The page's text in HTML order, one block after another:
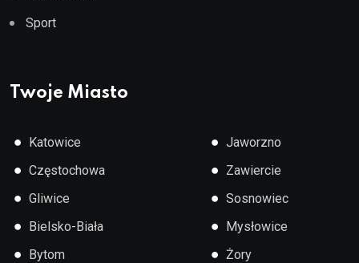
Sport
Twoje Miasto
● Katowice
● Częstochowa
● Gliwice
● Bielsko-Biała
● Bytom
● Jaworzno
● Zawiercie
● Sosnowiec
● Mysłowice
● Żory